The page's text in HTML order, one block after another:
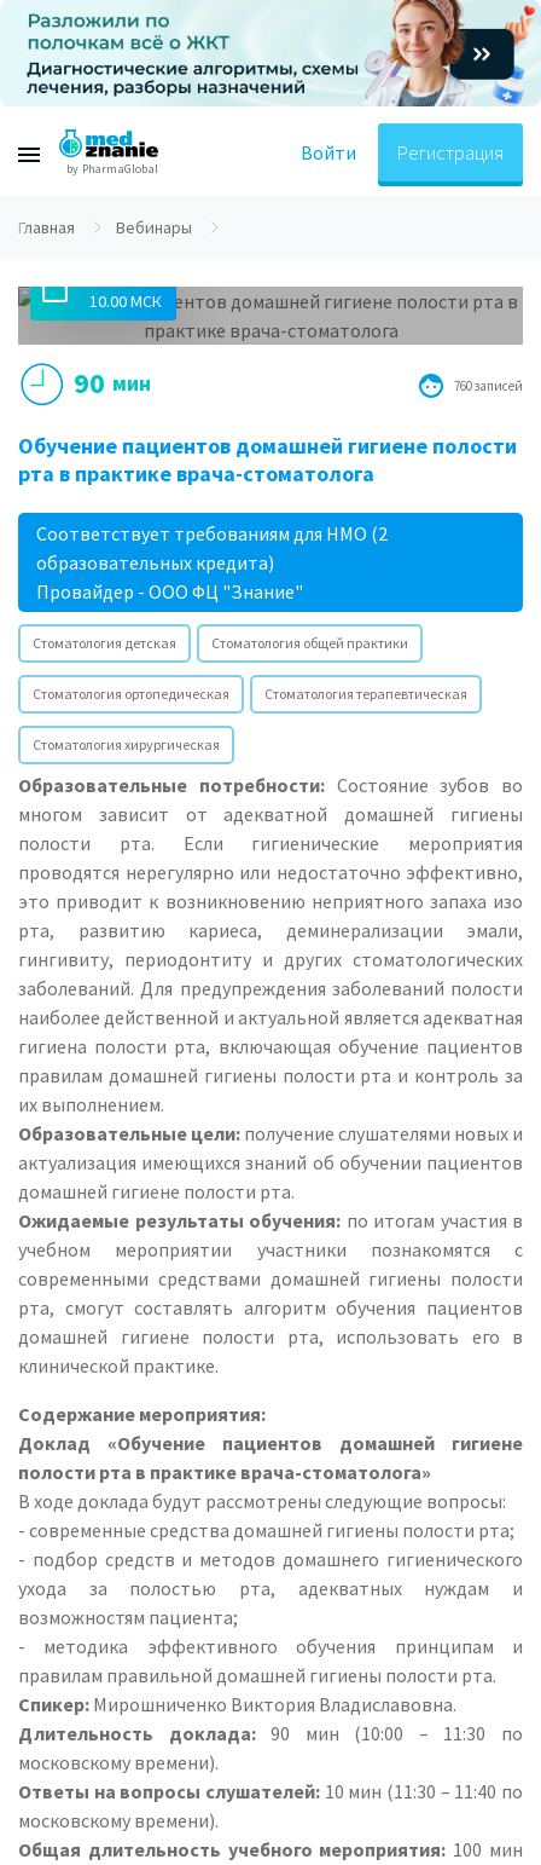
by PharmaGlobal
Войти Регистрация
Главная Вебинары
10.00 МСК
90 мин 760 записей
Обучение пациентов домашней гигиене полости
рта в практике врача-стоматолога
Соответствует требованиям для НМО (2
образовательных кредита)
Провайдер - ООО ФЦ "Знание"
Стоматология детская Стоматология общей практики
Стоматология ортопедическая Стоматология терапевтическая
Стоматология хирургическая
Образовательные потребности:Состояние зубов во
многом зависит от адекватной домашней гигиены
полости рта. Если гигиенические мероприятия
проводятся нерегулярно или недостаточно эффективно,
это приводит к возникновению неприятного запаха изо
рта, развитию кариеса, деминерализации эмали,
гингивиту, периодонтиту и других стоматологических
заболеваний. Для предупреждения заболеваний полости
наиболее действенной и актуальной является адекватная
гигиена полости рта, включающая обучение пациентов
правилам домашней гигиены полости рта и контроль за
их выполнением.
Образовательные цели: получение слушателями новых и
актуализация имеющихся знаний об обучении пациентов
домашней гигиене полости рта.
Ожидаемые результаты обучения: по итогам участия в
учебном мероприятии участники познакомятся с
современными средствами домашней гигиены полости
рта, смогут составлять алгоритм обучения пациентов
домашней гигиене полости рта, использовать его в
клинической практике.
Содержание мероприятия:
Доклад «Обучение пациентов домашней гигиене
полости рта в практике врача-стоматолога»
В ходе доклада будут рассмотрены следующие вопросы:
- современные средства домашней гигиены полости рта;
- подбор средств и методов домашнего гигиенического
ухода за полостью рта, адекватных нуждам и
возможностям пациента;
- методика эффективного обучения принципам и
правилам правильной домашней гигиены полости рта.
Спикер: Мирошниченко Виктория Владиславовна.
Длительность доклада:90 мин (10:00 – 11:30 по
московскому времени).
Ответы на вопросы слушателей: 10 мин (11:30 – 11:40 по
московскому времени).
Общая длительность учебного мероприятия: 100 мин